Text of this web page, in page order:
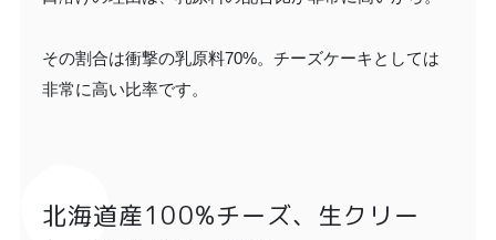
その割合は衝撃の乳原料70%。チーズケーキとしては
非常に高い比率です。
北海道産100%チーズ、生クリー